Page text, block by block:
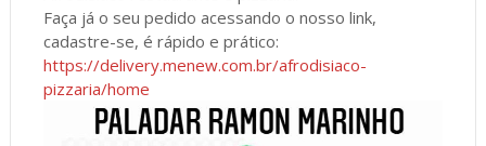
Faça já o seu pedido acessando o nosso link,
cadastre-se, é rápido e prático:
https://delivery.menew.com.br/afrodisiaco-
pizzaria/home